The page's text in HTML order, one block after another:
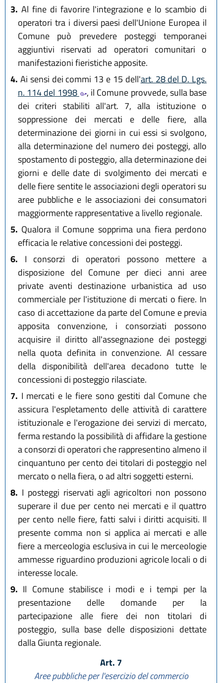
3. Al fine di favorire l'integrazione e lo scambio di
operatori tra i diversi paesi dell'Unione Europea il
Comune può prevedere posteggi temporanei
aggiuntivi riservati ad operatori comunitari o
manifestazioni fieristiche apposite.
4. Ai sensi dei commi 13 e 15 dell'art. 28 del D. Lgs.
n. 114 del 1998
, il Comune provvede, sulla base
dei criteri stabiliti all'art. 7, alla istituzione o
soppressione dei mercati e delle fiere, alla
determinazione dei giorni in cui essi si svolgono,
alla determinazione del numero dei posteggi, allo
spostamento di posteggio, alla determinazione dei
giorni e delle date di svolgimento dei mercati e
delle fiere sentite le associazioni degli operatori su
aree pubbliche e le associazioni dei consumatori
maggiormente rappresentative a livello regionale.
5. Qualora il Comune sopprima una fiera perdono
efficacia le relative concessioni dei posteggi.
6. I consorzi di operatori possono mettere a
disposizione del Comune per dieci anni aree
private aventi destinazione urbanistica ad uso
commerciale per l'istituzione di mercati o fiere. In
caso di accettazione da parte del Comune e previa
apposita convenzione, i consorziati possono
acquisire il diritto all'assegnazione dei posteggi
nella quota definita in convenzione. Al cessare
della disponibilità dell'area decadono tutte le
concessioni di posteggio rilasciate.
7. I mercati e le fiere sono gestiti dal Comune che
assicura l'espletamento delle attività di carattere
istituzionale e l'erogazione dei servizi di mercato,
ferma restando la possibilità di affidare la gestione
a consorzi di operatori che rappresentino almeno il
cinquantuno per cento dei titolari di posteggio nel
mercato o nella fiera, o ad altri soggetti esterni.
8. I posteggi riservati agli agricoltori non possono
superare il due per cento nei mercati e il quattro
per cento nelle fiere, fatti salvi i diritti acquisiti. Il
presente comma non si applica ai mercati e alle
fiere a merceologia esclusiva in cui le merceologie
ammesse riguardino produzioni agricole locali o di
interesse locale.
9. Il Comune stabilisce i modi e i tempi per la
presentazione delle domande per la
partecipazione alle fiere dei non titolari di
posteggio, sulla base delle disposizioni dettate
dalla Giunta regionale.
Art. 7
Aree pubbliche per l'esercizio del commercio